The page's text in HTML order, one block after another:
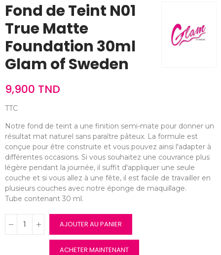
Fond de Teint N01
True Matte
Foundation 30ml
Glam of Sweden
9,900 TND
TTC
Notre fond de teint a une finition semi-mate pour donner un
résultat mat naturel sans paraître pâteux. La formule est
conçue pour être construite et vous pouvez ainsi l'adapter à
différentes occasions. Si vous souhaitez une couvrance plus
légère pendant la journée, il suffit d'appliquer une seule
couche et si vous allez à une fête, il est facile de travailler en
plusieurs couches avec notre éponge de maquillage.
Tube contenant 30 ml.
AJOUTER AU PANIER
ACHETER MAINTENANT